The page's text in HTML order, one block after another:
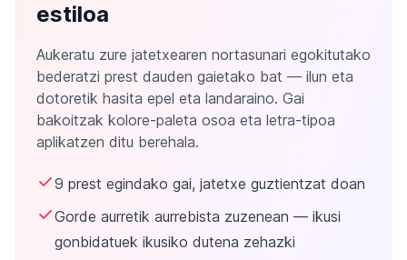
estiloa
Aukeratu zure jatetxearen nortasunari egokitutako
bederatzi prest dauden gaietako bat — ilun eta
dotoretik hasita epel eta landaraino. Gai
bakoitzak kolore-paleta osoa eta letra-tipoa
aplikatzen ditu berehala.
9 prest egindako gai, jatetxe guztientzat doan
Gorde aurretik aurrebista zuzenean — ikusi
gonbidatuek ikusiko dutena zehazki